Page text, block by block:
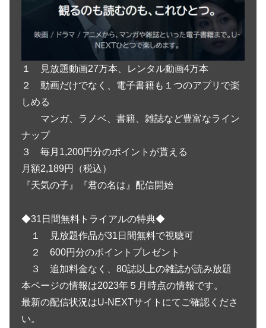
１ 見放題動画27万本、レンタル動画4万本
２ 動画だけでなく、電子書籍も１つのアプリで楽
しめる
マンガ、ラノベ、書籍、雑誌など豊富なライン
ナップ
３ 毎月1,200円分のポイントが貰える
月額2,189円（税込）
『天気の子』『君の名は』配信開始
◆31日間無料トライアルの特典◆
１ 見放題作品が31日間無料で視聴可
２ 600円分のポイントプレゼント
３ 追加料金なく、80誌以上の雑誌が読み放題
本ページの情報は2023年５月時点の情報です。
最新の配信状況はU-NEXTサイトにてご確認くださ
い。